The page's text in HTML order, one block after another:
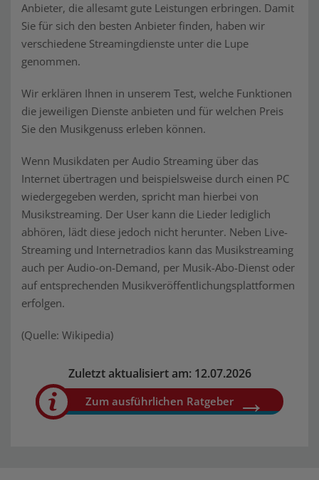
Anbieter, die allesamt gute Leistungen erbringen. Damit
Sie für sich den besten Anbieter finden, haben wir
verschiedene Streamingdienste unter die Lupe
genommen.
Wir erklären Ihnen in unserem Test, welche Funktionen
die jeweiligen Dienste anbieten und für welchen Preis
Sie den Musikgenuss erleben können.
Wenn Musikdaten per Audio Streaming über das
Internet übertragen und beispielsweise durch einen PC
wiedergegeben werden, spricht man hierbei von
Musikstreaming. Der User kann die Lieder lediglich
abhören, lädt diese jedoch nicht herunter. Neben Live-
Streaming und Internetradios kann das Musikstreaming
auch per Audio-on-Demand, per Musik-Abo-Dienst oder
auf entsprechenden Musikveröffentlichungsplattformen
erfolgen.
(Quelle: Wikipedia)
Zuletzt aktualisiert am: 12.07.2026
Zum ausführlichen Ratgeber